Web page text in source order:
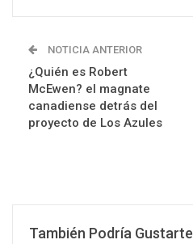
NOTICIA ANTERIOR
¿Quién es Robert
McEwen? el magnate
canadiense detrás del
proyecto de Los Azules
También Podría Gustarte